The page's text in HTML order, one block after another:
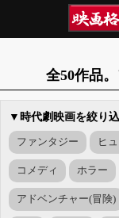
全50作品
▼時代劇映画を絞り
ファンタジー ヒ
コメディ ホラー
アドベンチャー(冒険)